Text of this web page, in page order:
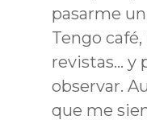
pasarme
Tengo
revistas… y
observar.
que me